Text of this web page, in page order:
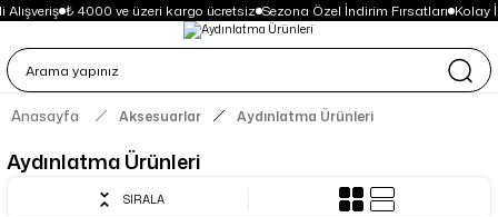
₺ 4000 ve üzeri kargo ücretsiz Sezona Özel İndirim Fırsatları Kolay
Anasayfa Aksesuarlar Aydınlatma Ürünleri
Aydınlatma Ürünleri
SIRALA